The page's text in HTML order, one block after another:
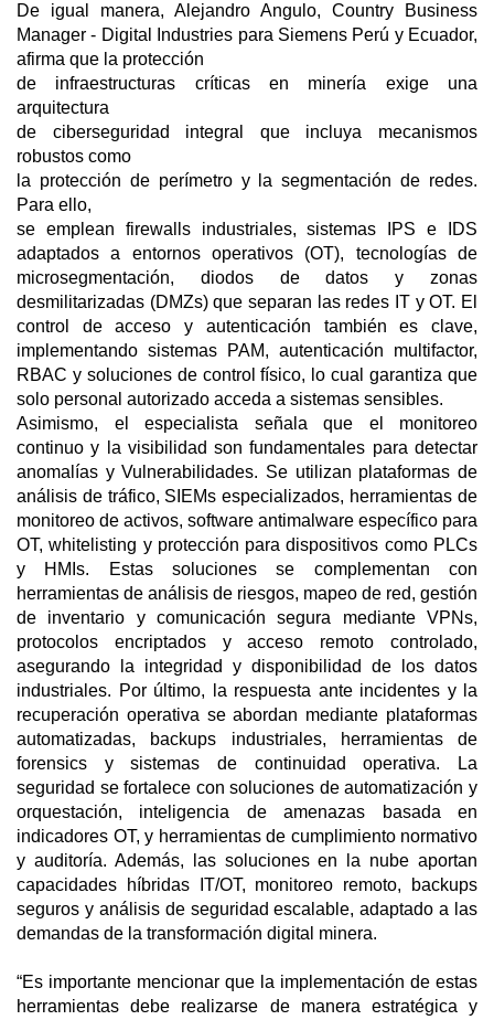
De igual manera, Alejandro Angulo, Country Business
Manager - Digital Industries para Siemens Perú y Ecuador,
afirma que la protección
de infraestructuras críticas en minería exige una
arquitectura
de ciberseguridad integral que incluya mecanismos
robustos como
la protección de perímetro y la segmentación de redes.
Para ello,
se emplean firewalls industriales, sistemas IPS e IDS
adaptados a entornos operativos (OT), tecnologías de
microsegmentación, diodos de datos y zonas
desmilitarizadas (DMZs) que separan las redes IT y OT. El
control de acceso y autenticación también es clave,
implementando sistemas PAM, autenticación multifactor,
RBAC y soluciones de control físico, lo cual garantiza que
solo personal autorizado acceda a sistemas sensibles.
Asimismo, el especialista señala que el monitoreo
continuo y la visibilidad son fundamentales para detectar
anomalías y Vulnerabilidades. Se utilizan plataformas de
análisis de tráfico, SIEMs especializados, herramientas de
monitoreo de activos, software antimalware específico para
OT, whitelisting y protección para dispositivos como PLCs
y HMIs. Estas soluciones se complementan con
herramientas de análisis de riesgos, mapeo de red, gestión
de inventario y comunicación segura mediante VPNs,
protocolos encriptados y acceso remoto controlado,
asegurando la integridad y disponibilidad de los datos
industriales. Por último, la respuesta ante incidentes y la
recuperación operativa se abordan mediante plataformas
automatizadas, backups industriales, herramientas de
forensics y sistemas de continuidad operativa. La
seguridad se fortalece con soluciones de automatización y
orquestación, inteligencia de amenazas basada en
indicadores OT, y herramientas de cumplimiento normativo
y auditoría. Además, las soluciones en la nube aportan
capacidades híbridas IT/OT, monitoreo remoto, backups
seguros y análisis de seguridad escalable, adaptado a las
demandas de la transformación digital minera.
“Es importante mencionar que la implementación de estas
herramientas debe realizarse de manera estratégica y